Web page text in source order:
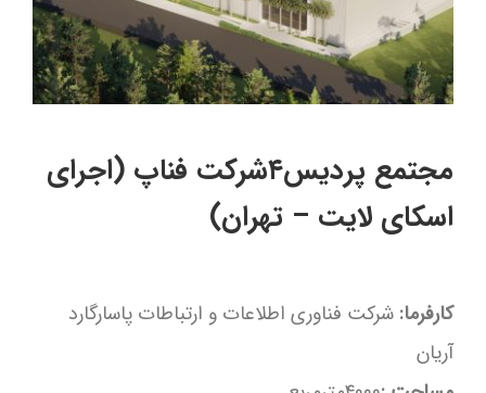
مجتمع پردیس۴شرکت فناپ (اجرای
اسکای لایت – تهران)
کارفرما: شرکت فناوری اطلاعات و ارتباطات پاسارگارد
آریان